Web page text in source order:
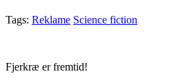
Tags: Reklame Science fiction
Fjerkræ er fremtid!